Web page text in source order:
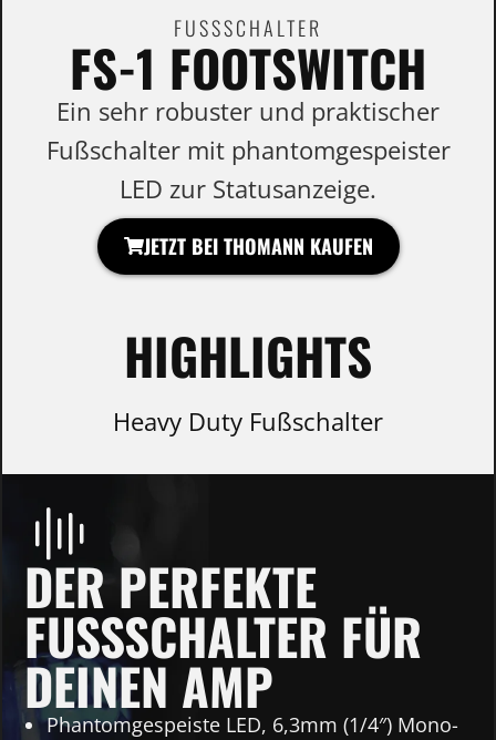
FUSSSCHALTER
FS-1 FOOTSWITCH
Ein sehr robuster und praktischer
Fußschalter mit phantomgespeister
LED zur Statusanzeige.
JETZT BEI THOMANN KAUFEN
HIGHLIGHTS
Heavy Duty Fußschalter
DER PERFEKTE
FUSSSCHALTER FÜR D
EINEN AMP
Phantomgespeiste LED, 6,3mm (1/4″) Mono-